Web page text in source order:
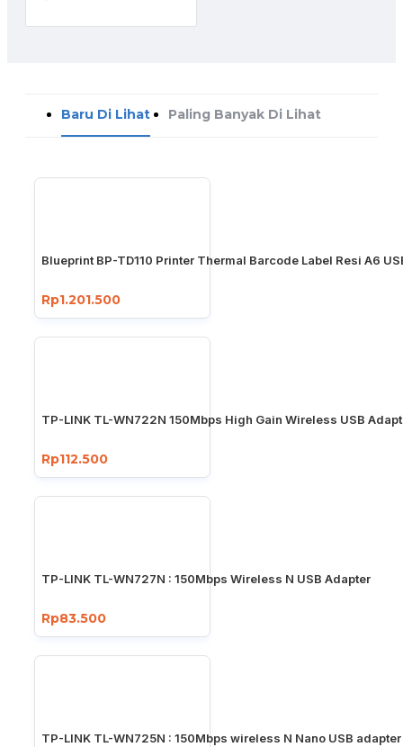
Baru Di Lihat Paling Banyak Di Lihat
Blueprint BP-TD110 Printer Thermal Barcode Label Resi A6
Rp1.201.500
TP-LINK TL-WN722N 150Mbps High Gain Wireless USB
Rp112.500
TP-LINK TL-WN727N : 150Mbps Wireless N USB Adapter
Rp83.500
TP-LINK TL-WN725N : 150Mbps wireless N Nano USB adapter